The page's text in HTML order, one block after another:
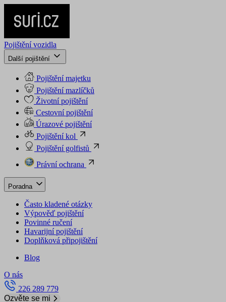
Pojištění vozidla
Další pojištění
Pojištění majetku
Pojištění mazlíčků
Životní pojištění
Cestovní pojištění
Úrazové pojištění
Pojištění kol
Pojištění golfistů
Právní ochrana
Poradna
Často kladené otázky
Výpověď pojištění
Povinné ručení
Havarijní pojištění
Doplňková připojištění
Blog
O nás
226 289 779
Ozvěte se mi